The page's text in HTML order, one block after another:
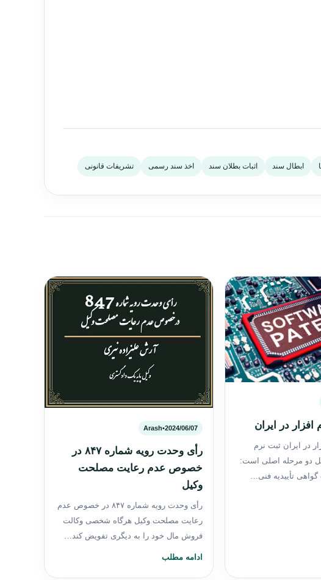
ابطال سند اثبات بطلان سند اخذ سند رسمی تشریفات قانونی
در ایران
در ایران ثبت نرم
دو مرحله اصلی است:
تأییدیه فنی…
2024/06/07
•
Arash
رأی وحدت‌ رویه شماره ۸۴۷ در
خصوص عدم رعایت مصلحت
وکیل
رأی وحدت‌ رویه شماره ۸۴۷ در خصوص عدم
رعایت مصلحت وکیل هرگاه شخصی وکالت
فروش مال خود را به دیگری تفویض کند…
ادامه مطلب